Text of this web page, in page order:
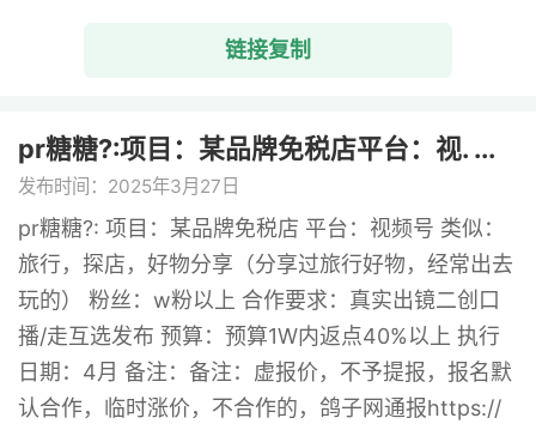
链接复制
pr糖糖?:项目：某品牌免税店平台：视. ...
发布时间：2025年3月27日
pr糖糖?: 项目：某品牌免税店 平台：视频号 类似：
旅行，探店，好物分享（分享过旅行好物，经常出去
玩的） 粉丝：w粉以上 合作要求：真实出镜二创口
播/走互选发布 预算：预算1W内返点40%以上 执行
日期：4月 备注：备注：虚报价，不予提报，报名默
认合作，临时涨价，不合作的，鸽子网通报https://